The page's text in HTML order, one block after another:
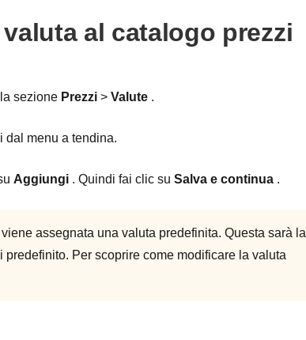
al catalogo prezzi
sezione Prezzi > Valute .
dal menu a tendina.
Aggiungi . Quindi fai clic su Salva e continua .
assegnata una valuta predefinita. Questa sarà la
Per scoprire come modificare la valuta